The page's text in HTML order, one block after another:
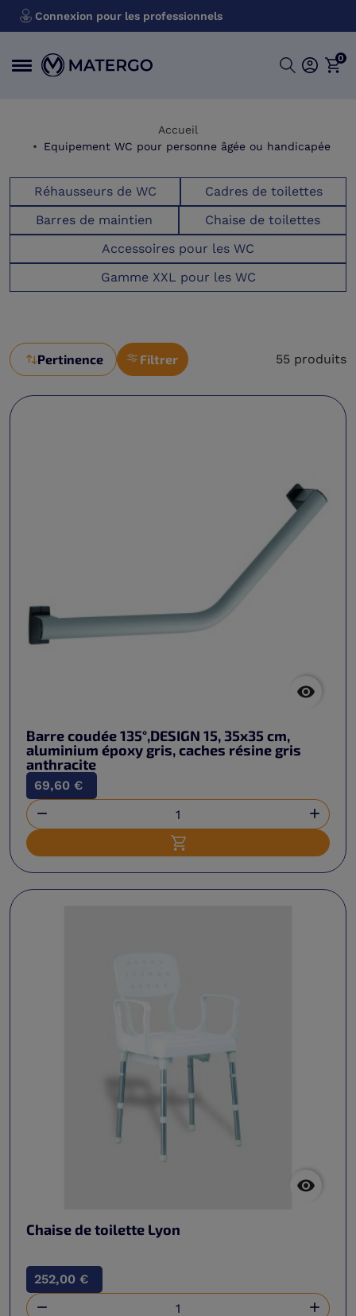
Connexion pour les professionnels
0
Accueil
Equipement WC pour personne âgée ou handicapée
Réhausseurs de WC
Cadres de toilettes
Barres de maintien
Chaise de toilettes
Accessoires pour les WC
Gamme XXL pour les WC
Pertinence Filtrer 55 produits

Barre coudée 135°,DESIGN 15, 35x35 cm,
aluminium époxy gris, caches résine gris
anthracite
69,60 €
 
Ajouter au panier

Chaise de toilette Lyon
252,00 €
 